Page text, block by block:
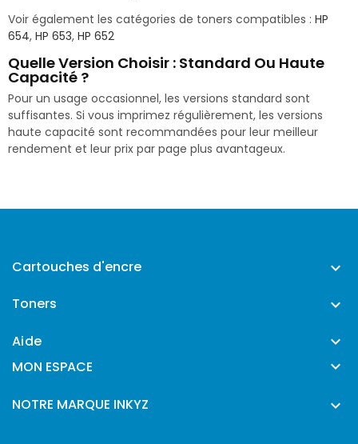
Voir également les catégories de toners compatibles : HP
654, HP 653, HP 652
Quelle Version Choisir : Standard Ou Haute
Capacité ?
Pour un usage occasionnel, les versions standard sont
suffisantes. Si vous imprimez régulièrement, les versions
haute capacité sont recommandées pour leur meilleur
rendement et leur prix par page plus avantageux.
Cartouches d'encre 
Toners 
Aide 
MON ESPACE 
NOTRE MARQUE INKYZ 